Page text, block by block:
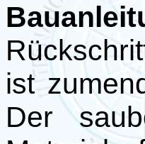
ist
Der